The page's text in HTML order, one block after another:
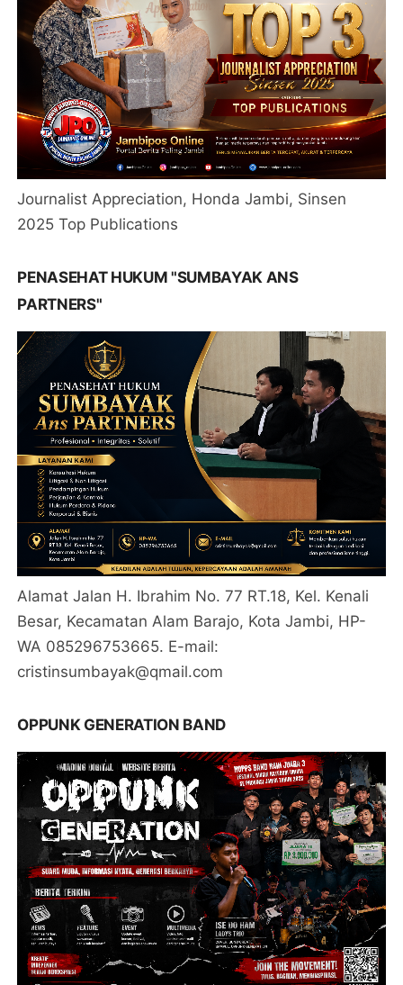
Journalist Appreciation, Honda Jambi, Sinsen
2025 Top Publications
PENASEHAT HUKUM "SUMBAYAK ANS
PARTNERS"
Alamat Jalan H. Ibrahim No. 77 RT.18, Kel. Kenali
Besar, Kecamatan Alam Barajo, Kota Jambi, HP-
WA 085296753665. E-mail:
cristinsumbayak@qmail.com
OPPUNK GENERATION BAND